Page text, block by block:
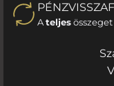
Ateljes